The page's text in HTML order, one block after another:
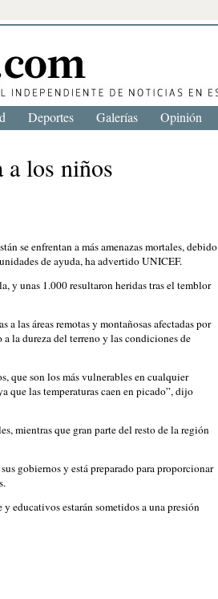
a los niños
se enfrentan a más amenazas mortales, debido
de ayuda, ha advertido UNICEF.
y unas 1.000 resultaron heridas tras el temblor
las áreas remotas y montañosas afectadas por
la dureza del terreno y las condiciones de
que son los más vulnerables en cualquier
que las temperaturas caen en picado”, dijo
mientras que gran parte del resto de la región
gobiernos y está preparado para proporcionar
educativos estarán sometidos a una presión
Deportes Galerías Opinión